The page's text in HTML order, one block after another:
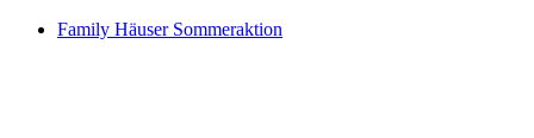
Family Häuser Sommeraktion